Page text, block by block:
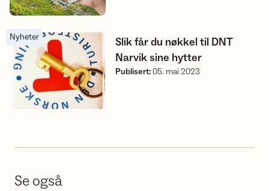
Slik får du nøkkel til DNT Narvik sine hytter
Nyheter
Publisert:05. mai 2023
Slik får du nøkkel til DNT
Narvik sine hytter
Se også